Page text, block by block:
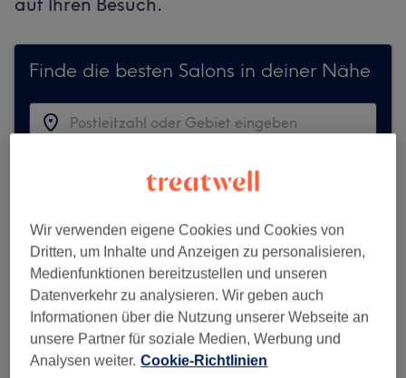
Finde die besten Salons in deiner Nähe
Auf Treatwell finden
Wir verwenden eigene Cookies und Cookies von
Dritten, um Inhalte und Anzeigen zu personalisieren,
Medienfunktionen bereitzustellen und unseren
Datenverkehr zu analysieren. Wir geben auch
Informationen über die Nutzung unserer Webseite an
unsere Partner für soziale Medien, Werbung und
Analysen weiter. Cookie-Richtlinien